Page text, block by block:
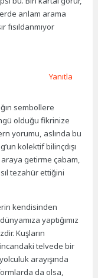
anlam arama
fısıldanmıyor
sembollere
olduğu fikrinize
yorumu, aslında bu
kolektif bilinçdışı
getirme çabam,
tezahür ettiğini
kendisinden
yaptığımız
Kuşların
telvede bir
arayışında
da olsa,
Yanıtla